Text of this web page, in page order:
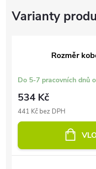
Rozměr
Do 5-7 pracovních dnů
534 Kč
441 Kč bez DPH